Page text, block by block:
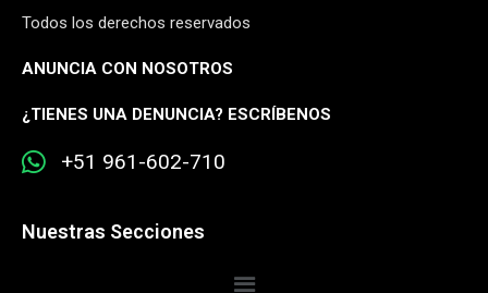
Todos los derechos reservados
ANUNCIA CON NOSOTROS
¿TIENES UNA DENUNCIA? ESCRÍBENOS
+51 961-602-710
Nuestras Secciones